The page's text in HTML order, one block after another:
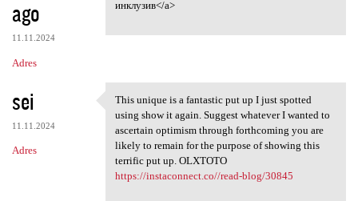
ago
11.11.2024
Adres
инклузив</a>
sei
11.11.2024
Adres
This unique is a fantastic
This unique is a fantastic put up I just spotted
using show it again. Suggest whatever I wanted to
ascertain optimism through forthcoming you are
likely to remain for the purpose of showing this
terrific put up. OLXTOTO
https://instaconnect.co//read-blog/30845